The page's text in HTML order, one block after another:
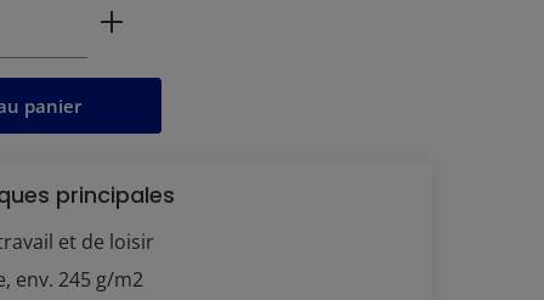
panier
principales
et de loisir
env. 245 g/m2